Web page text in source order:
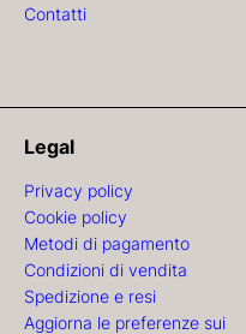
Contatti
Legal
Privacy policy
Cookie policy
Metodi di pagamento
Condizioni di vendita
Spedizione e resi
Aggiorna le preferenze sui